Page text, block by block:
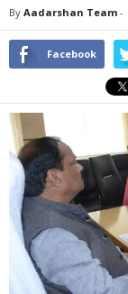
By Aadarshan Team -
Facebook